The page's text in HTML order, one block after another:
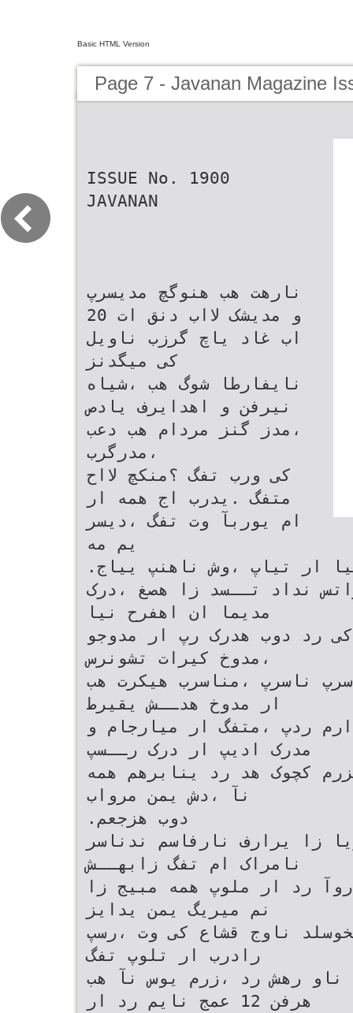
Basic HTML Version
Page 7 - Javanan Magazine
ISSUE No. 1900
JAVANAN
نارهت هب هنوگچ مدیسرپ
و مدیشک لااب دنق ات 20
اب غاد یاچ گرزب ناویل
کی میگدنز
نایفارطا شوگ هب ،شیاه
نیرفن و اهدایرف یادص
،مدز گنز مردام هب دعب
،مدرگرب
کی ورب تفگ ؟منکچ لااح
متفگ .یدرب اج همه ار
ام یوربآ وت تفگ ،دیسر
یم مه
.دننک یم تریگتسد ،یراذگب اجنیا ار تیاپ ،وش ناهنپ ییاج
نداد تــسد زا هصغ ،درک
مدیما ان اهفرح نیا
رد دوب هدرک رپ ار مدوجو
،مدوخ کیرات تشونرس
ناسرپ ،مناسرب هیکرت هب
ار مدوخ هدــش یقیرط
ردپ ،متفگ ار میارجام و
مدرک ادیپ ار درک رــسپ
کچوک هد رد ینابرهم همه
نآ ،دش یمن مرواب
.دوب هزجعم
زا یرارف نارفاسم ندناسر
نامراک ام تفگ زابهــش
رد ار ملوپ همه مبیج زا
نم میریگ یمن یدایز
ناوج قشاع کی وت ،رسپ
رادرب ار تلوپ تفگ
ناو رهش رد ،زرم یوس نآ هب
هرفن 12 عمج نایم رد ار